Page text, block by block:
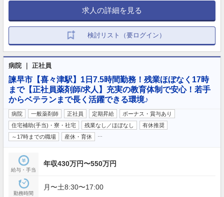
求人の詳細を見る
検討リスト（要ログイン）
病院 ｜ 正社員
諫早市【喜々津駅】1日7.5時間勤務！残業ほぼなく17時
まで【正社員薬剤師/求人】充実の教育体制で安心！若手
からベテランまで長く活躍できる環境♪
病院 一般薬剤師 正社員 定期昇給
ボーナス・賞与あり
住宅補助(手当)・寮・社宅
残業なし／ほぼなし
有休推奨
～17時までの職場
産休・育休
給与・手当
年収430万円〜550万円
勤務時間
月〜土8:30〜17:00